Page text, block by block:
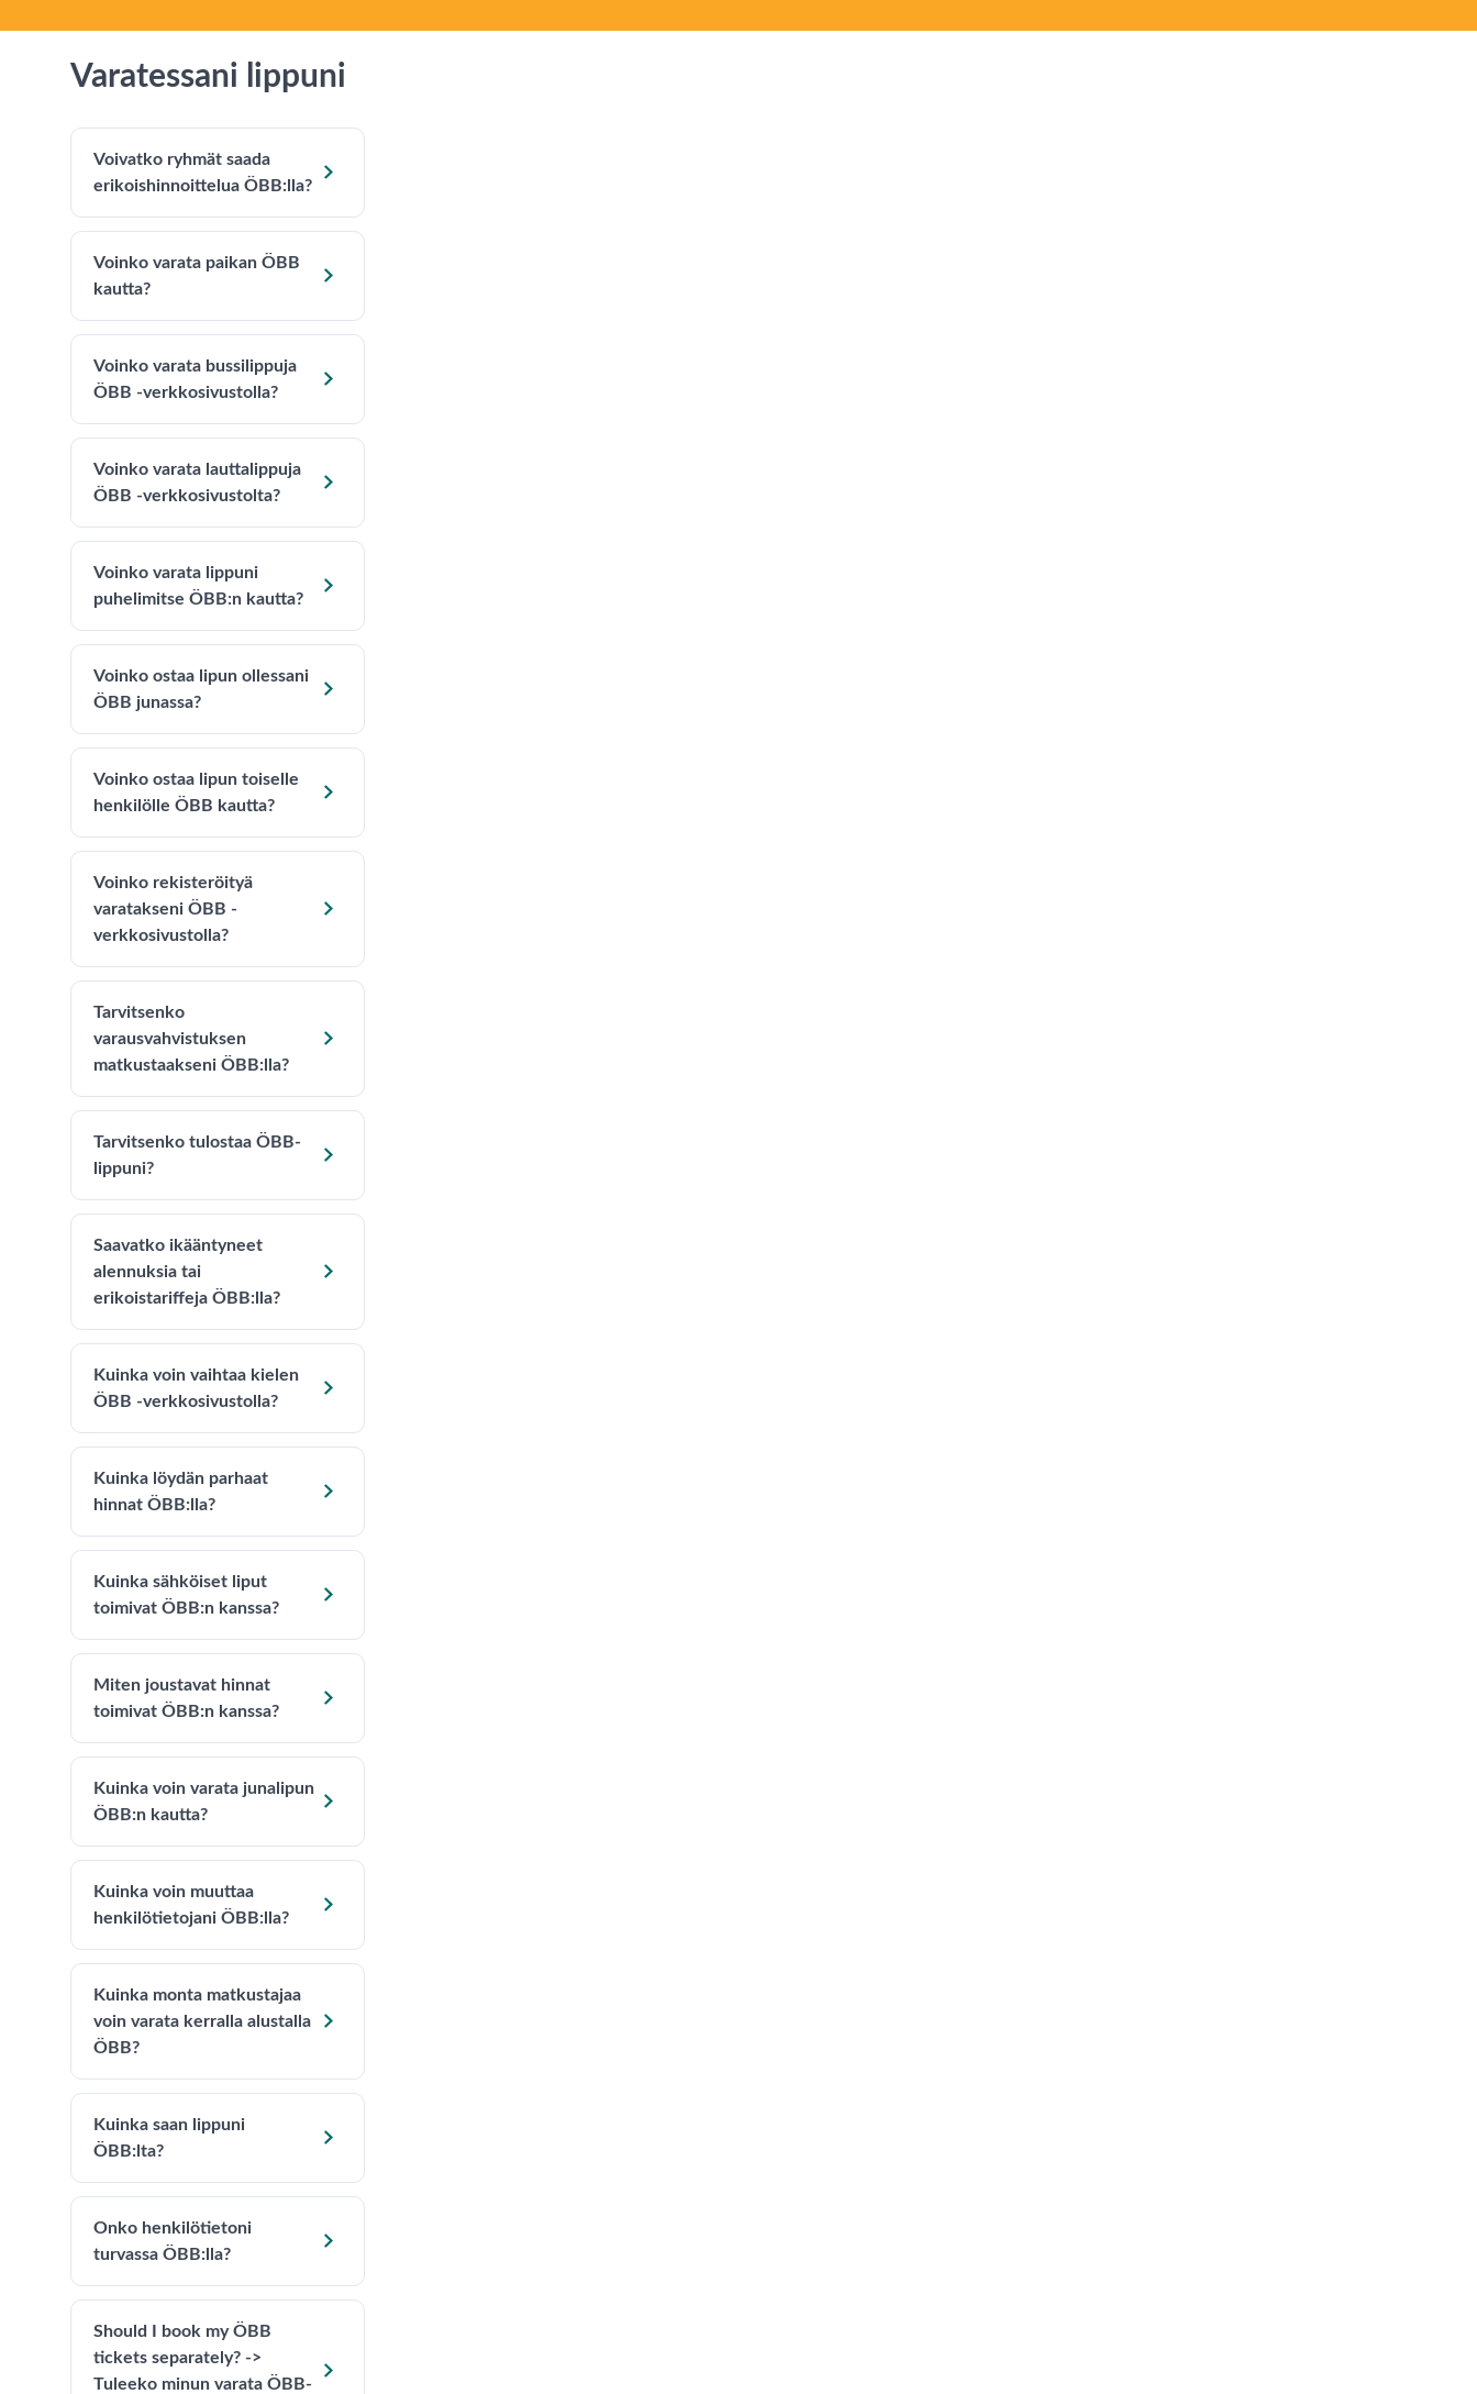
Varatessani lippuni
Voivatko ryhmät saada
erikoishinnoittelua ÖBB:lla?

Voinko varata paikan ÖBB
kautta?

Voinko varata bussilippuja
ÖBB -verkkosivustolla?

Voinko varata lauttalippuja
ÖBB -verkkosivustolta?

Voinko varata lippuni
puhelimitse ÖBB:n kautta?

Voinko ostaa lipun ollessani
ÖBB junassa?

Voinko ostaa lipun toiselle
henkilölle ÖBB kautta?

Voinko rekisteröityä
varatakseni ÖBB -
verkkosivustolla?

Tarvitsenko
varausvahvistuksen
matkustaakseni ÖBB:lla?

Tarvitsenko tulostaa ÖBB-
lippuni?

Saavatko ikääntyneet
alennuksia tai
erikoistariffeja ÖBB:lla?

Kuinka voin vaihtaa kielen
ÖBB -verkkosivustolla?

Kuinka löydän parhaat
hinnat ÖBB:lla?

Kuinka sähköiset liput
toimivat ÖBB:n kanssa?

Miten joustavat hinnat
toimivat ÖBB:n kanssa?

Kuinka voin varata junalipun
ÖBB:n kautta?

Kuinka voin muuttaa
henkilötietojani ÖBB:lla?

Kuinka monta matkustajaa
voin varata kerralla alustalla
ÖBB?

Kuinka saan lippuni
ÖBB:lta?

Onko henkilötietoni
turvassa ÖBB:lla?

Should I book my ÖBB
tickets separately? ->
Tuleeko minun varata ÖBB-
